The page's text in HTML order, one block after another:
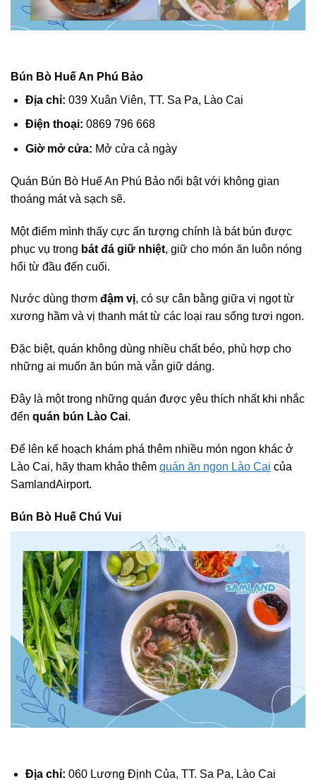
Bún Bò Huế An Phú Bảo
Địa chỉ: 039 Xuân Viên, TT. Sa Pa, Lào Cai
Điện thoại: 0869 796 668
Giờ mở cửa: Mở cửa cả ngày
Quán Bún Bò Huế An Phú Bảo nổi bật với không gian
thoáng mát và sạch sẽ.
Một điểm mình thấy cực ấn tượng chính là bát bún được
phục vụ trong bát đá giữ nhiệt, giữ cho món ăn luôn nóng
hổi từ đầu đến cuối.
Nước dùng thơm đậm vị, có sự cân bằng giữa vị ngọt từ
xương hầm và vị thanh mát từ các loại rau sống tươi ngon.
Đặc biệt, quán không dùng nhiều chất béo, phù hợp cho
những ai muốn ăn bún mà vẫn giữ dáng.
Đây là một trong những quán được yêu thích nhất khi nhắc
đến quán bún Lào Cai.
Để lên kế hoạch khám phá thêm nhiều món ngon khác ở
Lào Cai, hãy tham khảo thêm quán ăn ngon Lào Cai của
SamlandAirport.
Bún Bò Huế Chú Vui
Địa chỉ: 060 Lương Định Của, TT. Sa Pa, Lào Cai